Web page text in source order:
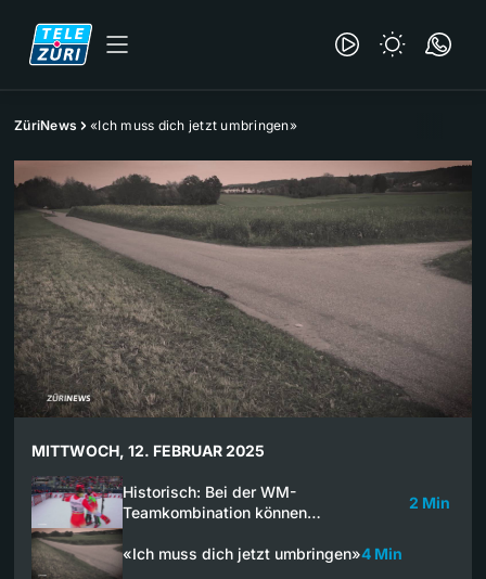
ZüriNews «Ich muss dich jetzt umbringen»
MITTWOCH, 12. FEBRUAR 2025
Historisch: Bei der WM-
Teamkombination können…
2 Min
«Ich muss dich jetzt umbringen»4 Min